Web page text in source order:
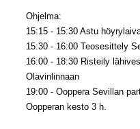
Ohjelma:
15:15 - 15:30 Astu
15:30 - 16:00 Teosesittely
16:00 - 18:30 Risteily
Olavinlinnaan
19:00 - Ooppera Sevillan
Oopperan kesto 3 h.